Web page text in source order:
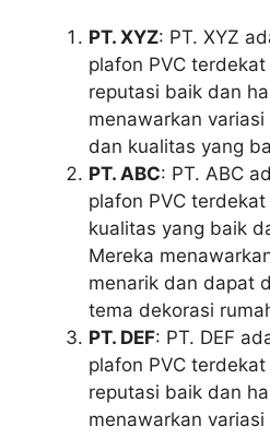
PT. XYZ: PT. XYZ
plafon PVC
reputasi baik dan
menawarkan
dan kualitas yang
PT. ABC: PT. ABC
plafon PVC
kualitas yang baik
Mereka
menarik dan dapat
tema dekorasi
PT. DEF: PT. DEF
plafon PVC
reputasi baik dan
menawarkan